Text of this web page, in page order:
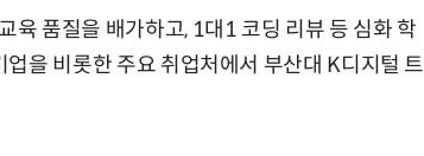
육 품질을 배가하고, 1대1 코딩 리뷰 등 심화 학
을 비롯한 주요 취업처에서 부산대 K디지털 트